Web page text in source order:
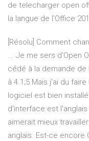
de telecharger open
la langue de l'Office
[Résolu] Comment
... Je me sers d'Open
cédé à la demande de
à 4.1;5 Mais j'ai du
logiciel est bien
d'interface est l'anglais
aimerait mieux
anglais. Est-ce encore